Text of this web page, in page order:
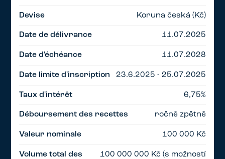
Devise Koruna česká (Kč)
Date de délivrance 11.07.2025
Date d'échéance 11.07.2028
Date limite d'inscription 23.6.2025 - 25.07.2025
Taux d'intérêt 6,75%
Déboursement des recettes ročně zpětně
Valeur nominale 100 000 Kč
Volume total des
100 000 000 Kč (s možností